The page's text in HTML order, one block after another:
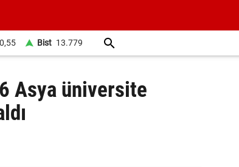
Bist 13.779
Asya üniversite